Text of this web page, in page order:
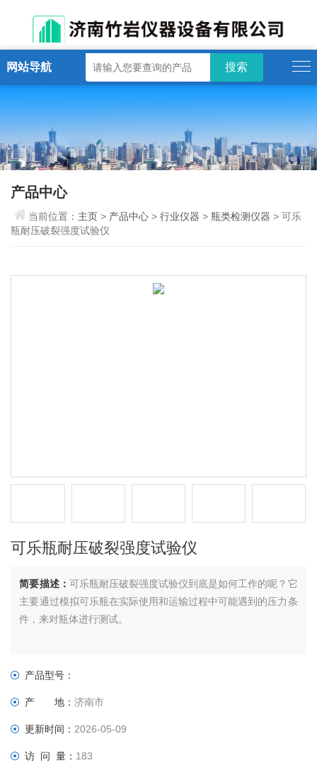
网站导航
产品中心
当前位置： 主页> 产品中心 >行业仪器 >瓶类检测仪器 > 可乐
瓶耐压破裂强度试验仪
可乐瓶耐压破裂强度试验仪
简要描述： 可乐瓶耐压破裂强度试验仪到底是如何工作的呢？它
主要通过模拟可乐瓶在实际使用和运输过程中可能遇到的压力条
件，来对瓶体进行测试。
产品型号：
产 地：济南市
更新时间：2026-05-09
访 问 量： 183